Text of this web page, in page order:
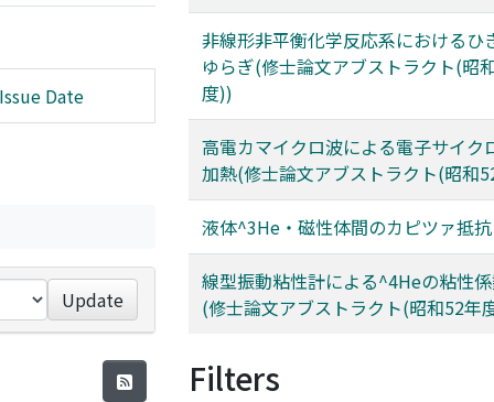
Date
Update
非線形非平衡化学反応系におけるひ
ゆらぎ(修士論文アブストラクト(昭
度))
高電カマイクロ波による電子サイク
加熱(修士論文アブストラクト(昭和
液体^3He・磁性体間のカピツァ抵抗
線型振動粘性計による^4Heの粘性
(修士論文アブストラクト(昭和52年
Filters